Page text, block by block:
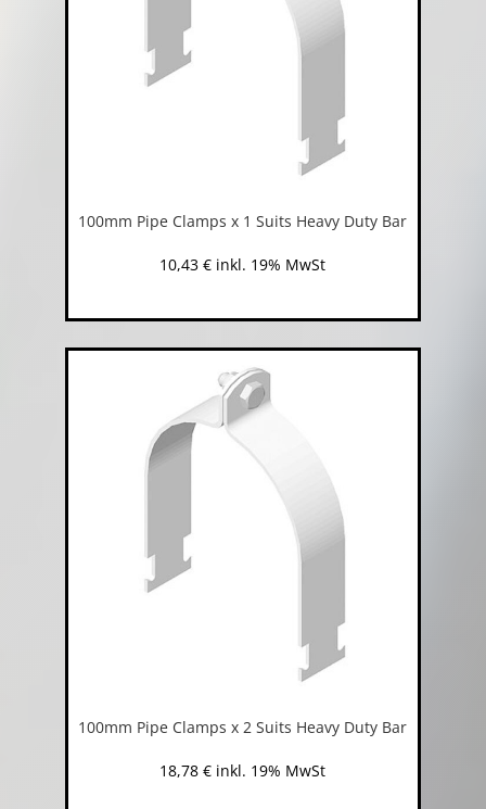
100mm Pipe Clamps x 1 Suits Heavy Duty Bar
10,43€ inkl. 19% MwSt
100mm Pipe Clamps x 2 Suits Heavy Duty Bar
18,78€ inkl. 19% MwSt